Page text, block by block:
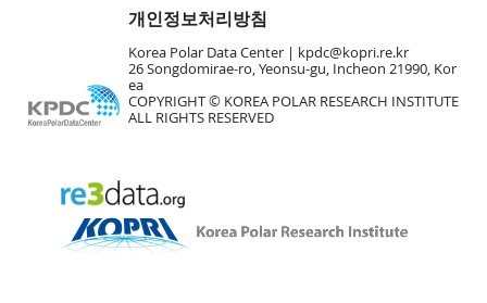
개인정보처리방침
Korea Polar Data Center |
kpdc@kopri.re.kr
26 Songdomirae-ro, Yeonsu-gu, Incheon 21990, Kor
ea
COPYRIGHT © KOREA POLAR RESEARCH INSTITUTE
ALL RIGHTS RESERVED